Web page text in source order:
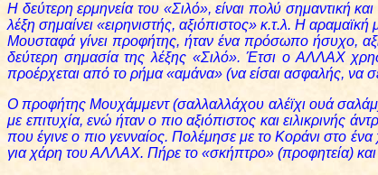
Η δεύτερη ερμηνεία του «Σιλό», είναι πολύ σημαντική
λέξη σημαίνει «ειρηνιστής, αξιόπιστος» κ.τ.λ. Η
Μουσταφά γίνει προφήτης, ήταν ένα πρόσωπο ήσυχο,
δεύτερη σημασία της λέξης «Σιλό». Έτσι ο ΑΛΛΑΧ
προέρχεται από το ρήμα «αμάνα» (να είσαι ασφαλής, να σε
Ο προφήτης Μουχάμμεντ (σαλλαλλάχου αλέϊχι ουά
με επιτυχία, ενώ ήταν ο πιο αξιόπιστος και ειλικρινής
που έγινε ο πιο γενναίος. Πολέμησε με το Κοράνι στο
για χάρη του ΑΛΛΑΧ. Πήρε το «σκήπτρο» (προφητεία)